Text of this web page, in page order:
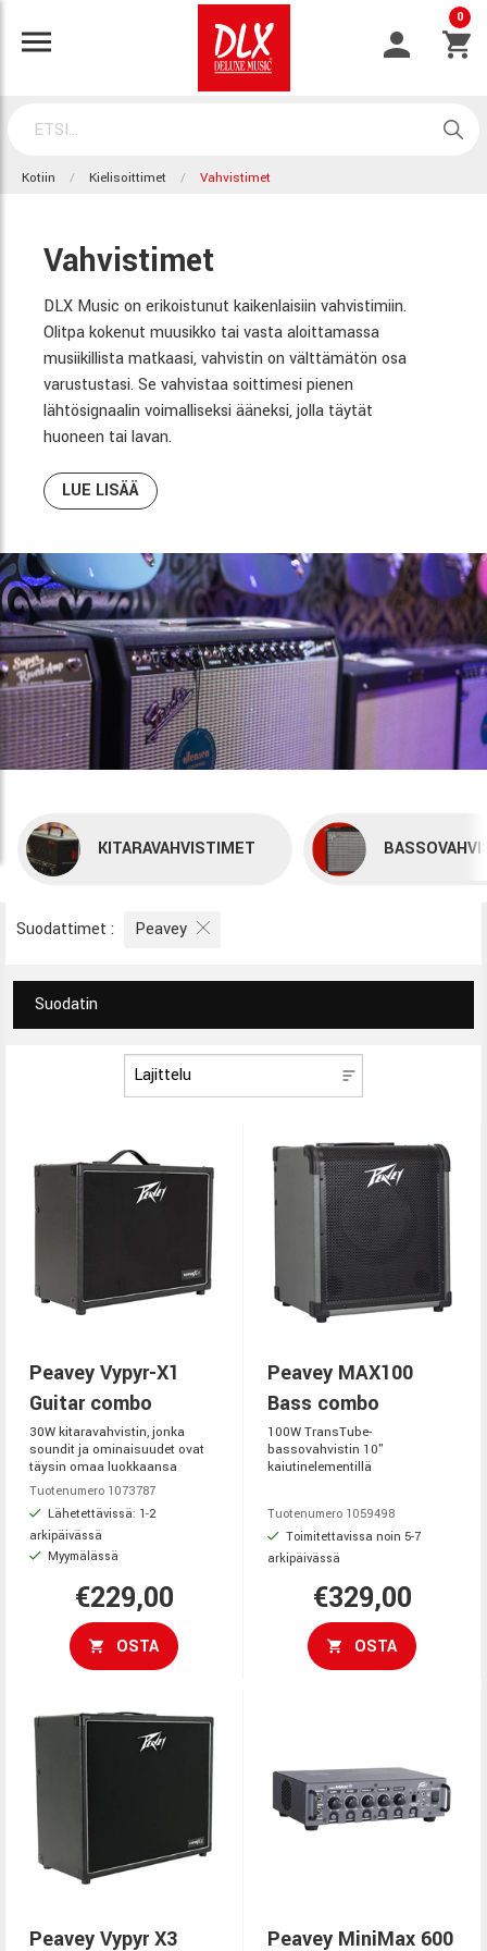
0
Kotiin Kielisoittimet Vahvistimet
Vahvistimet
DLX Music on erikoistunut kaikenlaisiin vahvistimiin.
Olitpa kokenut muusikko tai vasta aloittamassa
musiikillista matkaasi, vahvistin on välttämätön osa
varustustasi. Se vahvistaa soittimesi pienen
lähtösignaalin voimalliseksi ääneksi, jolla täytät
huoneen tai lavan.
LUE LISÄÄ
KITARAVAHVISTIMET
Suodattimet : Peavey
Suodatin
Peavey Vypyr-X1
Guitar combo
30W kitaravahvistin, jonka
soundit ja ominaisuudet ovat
täysin omaa luokkaansa
Tuotenumero 1073787
Lähetettävissä: 1-2
arkipäivässä
Myymälässä
€229,00
OSTA
Peavey MAX100
Bass combo
100W TransTube-
bassovahvistin 10"
kaiutinelementillä
Tuotenumero 1059498
Toimitettavissa noin 5-7
arkipäivässä
€329,00
OSTA
Peavey Vypyr X3 Peavey MiniMax 600